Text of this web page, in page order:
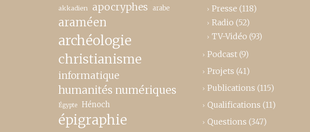
akkadien apocryphes arabe
araméen
archéologie
christianisme
informatique
humanités numériques
Égypte Hénoch
épigraphie
Presse (118)
Radio (52)
TV-Vidéo (93)
Podcast (9)
Projets (41)
Publications (115)
Qualifications (11)
Questions (347)